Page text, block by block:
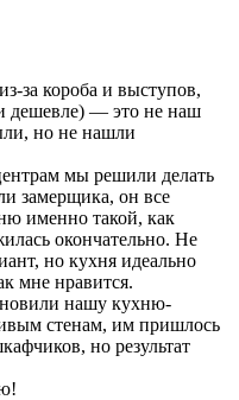
за короба и выступов,
дешевле) — это не наш
но не нашли
мы решили делать
замерщика, он все
именно такой, как
окончательно. Не
но кухня идеально
мне нравится.
нашу кухню-
стенам, им пришлось
но результат